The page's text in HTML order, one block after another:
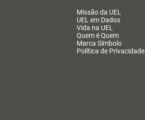
Missão da UEL
UEL em Dados
Vida na UEL
Quem é Quem
Marca Símbolo
Política de Privacidade